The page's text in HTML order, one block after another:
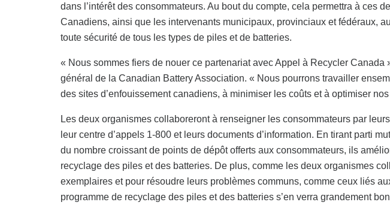
dans l’intérêt des consommateurs. Au bout du compte, cela permettra à ces
Canadiens, ainsi que les intervenants municipaux, provinciaux et fédéraux,
toute sécurité de tous les types de piles et de batteries.
« Nous sommes fiers de nouer ce partenariat avec Appel à Recycler
général de la Canadian Battery Association. « Nous pourrons travailler
des sites d’enfouissement canadiens, à minimiser les coûts et à optimiser
Les deux organismes collaboreront à renseigner les consommateurs par
leur centre d’appels 1-800 et leurs documents d’information. En tirant parti
du nombre croissant de points de dépôt offerts aux consommateurs, ils
recyclage des piles et des batteries. De plus, comme les deux organismes
exemplaires et pour résoudre leurs problèmes communs, comme ceux liés
programme de recyclage des piles et des batteries s’en verra grandement